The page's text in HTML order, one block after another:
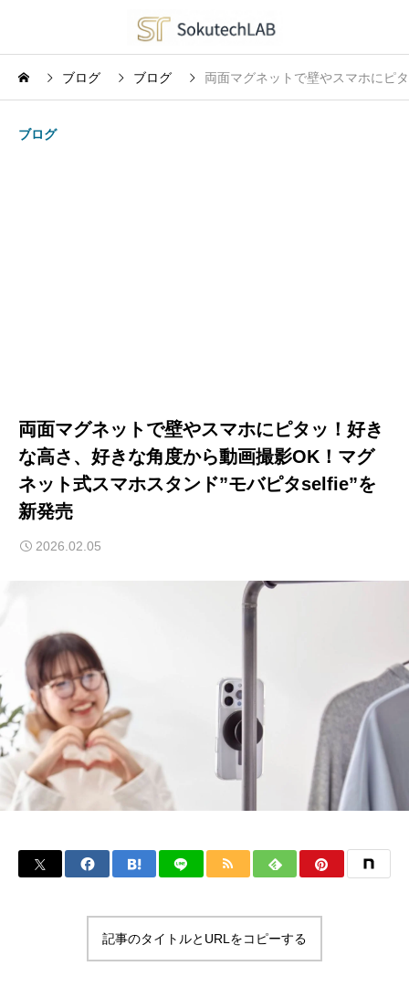
ブログ ブログ 両面マグネットで壁やスマホにピ
ブログ
両面マグネットで壁やスマホにピタッ！好き
な高さ、好きな角度から動画撮影OK！マグ
ネット式スマホスタンド”モバピタselfie”を
新発売
2026.02.05
記事のタイトルとURLをコピーする